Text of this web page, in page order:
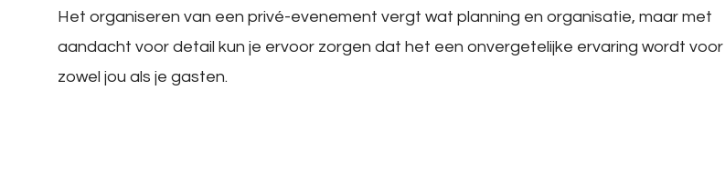
Het organiseren van een privé-evenement vergt wat planning en organisatie, maar met
aandacht voor detail kun je ervoor zorgen dat het een onvergetelijke ervaring wordt voor
zowel jou als je gasten.